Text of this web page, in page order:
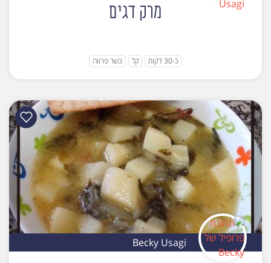
מרק דגים
כ-30 דקות קל כשר פרווה
Becky Usagi